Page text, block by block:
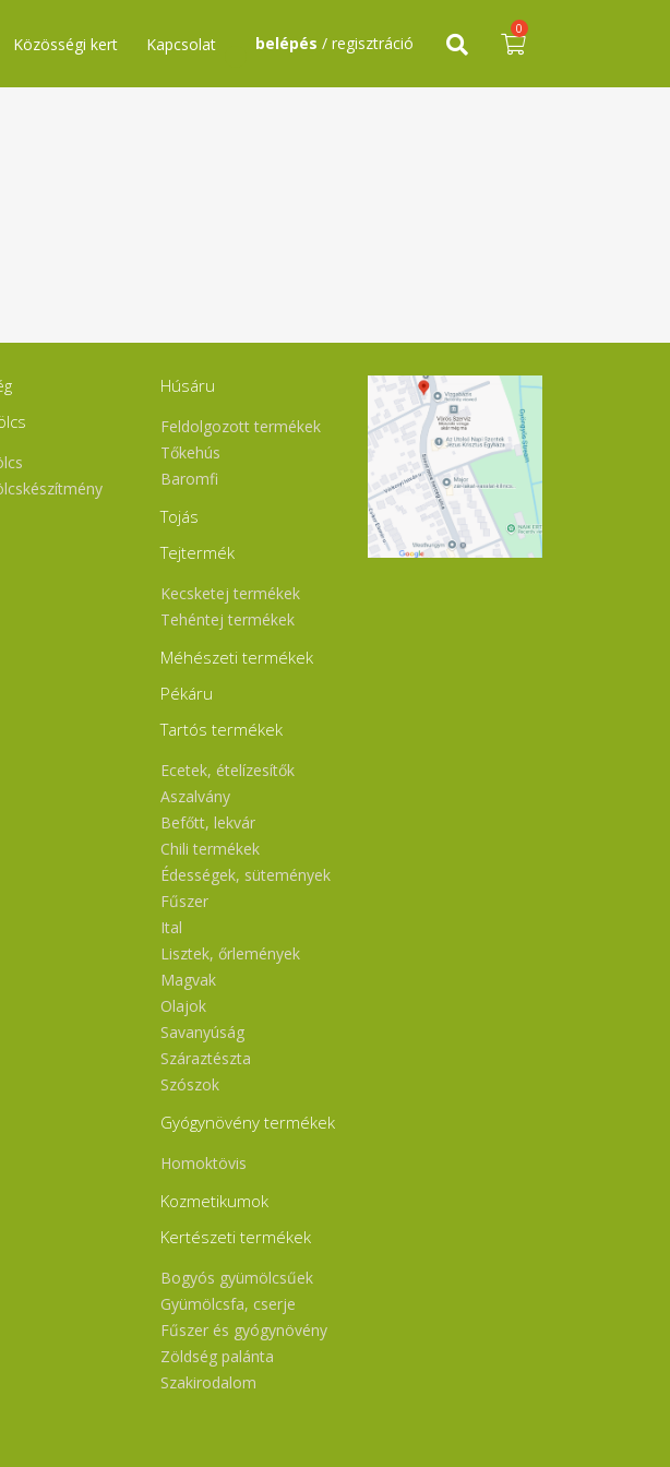
Közösségi kert Kapcsolat belépés / regisztráció
0
Húsáru
Feldolgozott termékek
Tőkehús
Baromfi
Tojás
Tejtermék
Kecsketej termékek
Tehéntej termékek
Méhészeti termékek
Pékáru
Tartós termékek
Ecetek, ételízesítők
Aszalvány
Befőtt, lekvár
Chili termékek
Édességek, sütemények
Fűszer
Ital
Lisztek, őrlemények
Magvak
Olajok
Savanyúság
Száraztészta
Szószok
Gyógynövény termékek
Homoktövis
Kozmetikumok
Kertészeti termékek
Bogyós gyümölcsűek
Gyümölcsfa, cserje
Fűszer és gyógynövény
Zöldség palánta
Szakirodalom